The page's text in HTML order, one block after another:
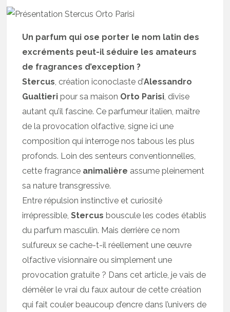
Un parfum qui ose porter le nom latin des
excréments peut-il séduire les amateurs
de fragrances d’exception ?
Stercus, création iconoclaste d’Alessandro
Gualtieri pour sa maison Orto Parisi, divise
autant qu’il fascine. Ce parfumeur italien, maître
de la provocation olfactive, signe ici une
composition qui interroge nos tabous les plus
profonds. Loin des senteurs conventionnelles,
cette fragrance animalière assume pleinement
sa nature transgressive.
Entre répulsion instinctive et curiosité
irrépressible,Stercus bouscule les codes établis
du parfum masculin. Mais derrière ce nom
sulfureux se cache-t-il réellement une œuvre
olfactive visionnaire ou simplement une
provocation gratuite ? Dans cet article, je vais de
démêler le vrai du faux autour de cette création
qui fait couler beaucoup d’encre dans l’univers de